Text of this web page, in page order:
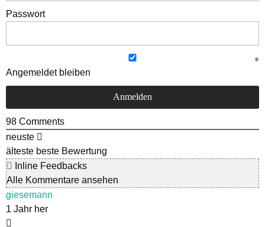
Passwort
Angemeldet bleiben
98 Comments
neuste
älteste beste Bewertung
Inline Feedbacks
Alle Kommentare ansehen
giesemann
1 Jahr her